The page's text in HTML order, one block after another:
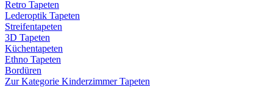
Retro Tapeten
Lederoptik Tapeten
Streifentapeten
3D Tapeten
Küchentapeten
Ethno Tapeten
Bordüren
Zur Kategorie Kinderzimmer Tapeten